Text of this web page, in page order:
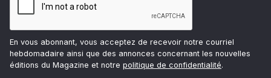
En vous abonnant, vous acceptez de recevoir notre courriel
hebdomadaire ainsi que des annonces concernant les nouvelles
éditions du Magazine et notre politique de confidentialité.